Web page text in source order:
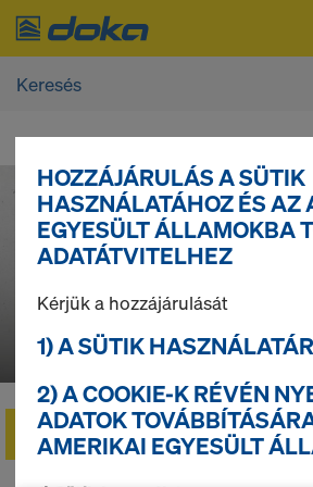
D
w
HOZZÁJÁRULÁS A SÜTIK
HASZNÁLATÁHOZ ÉS AZ
EGYESÜLT ÁLLAMOKBA
ADATÁTVITELHEZ
Kérjük a hozzájárulását
1) A SÜTIK
2) A COOKIE-K RÉVÉN
ADATOK
AMERIKAI EGYESÜLT